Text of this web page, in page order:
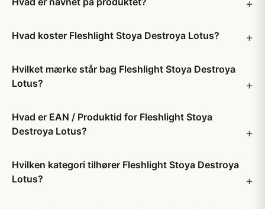
Hvad koster Fleshlight Stoya Destroya Lotus?
Hvilket mærke står bag Fleshlight Stoya Destroya
Lotus?
Hvad er EAN / Produktid for Fleshlight Stoya
Destroya Lotus?
Hvilken kategori tilhører Fleshlight Stoya Destroya
Lotus?